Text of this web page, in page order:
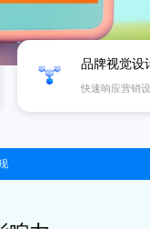
品牌视觉设
快速响应营销